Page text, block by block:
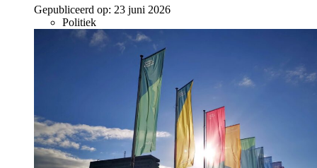
Gepubliceerd op: 23 juni 2026
Politiek